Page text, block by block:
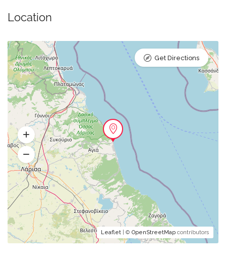
Location
Leaflet | © OpenStreetMap contributors
Get Directions